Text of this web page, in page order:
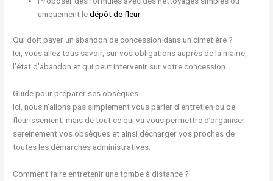
uniquement ledépôt de fleur.
Qui doit payer un abandon de concession dans un cimetière ?
Ici, vous allez tous savoir, sur vos obligations auprès de la mairie,
l’état d’abandon et qui peut intervenir sur votre concession.
Guide pour préparer ses obsèques
Ici, nous n’allons pas simplement vous parler d’entretien ou de
fleurissement, mais de tout ce qui va vous permettre d’organiser
sereinement vos obsèques et ainsi décharger vos proches de
toutes les démarches administratives.
Comment faire entretenir une tombe à distance ?